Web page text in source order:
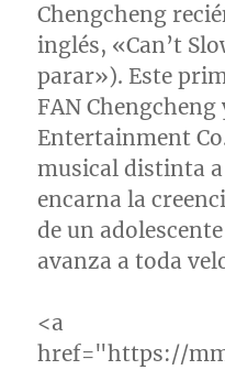
Chengcheng
inglés, «Can’t
parar»). Este
FAN
Entertainment
musical distinta
encarna la
de un
avanza a toda
<a
href="https://